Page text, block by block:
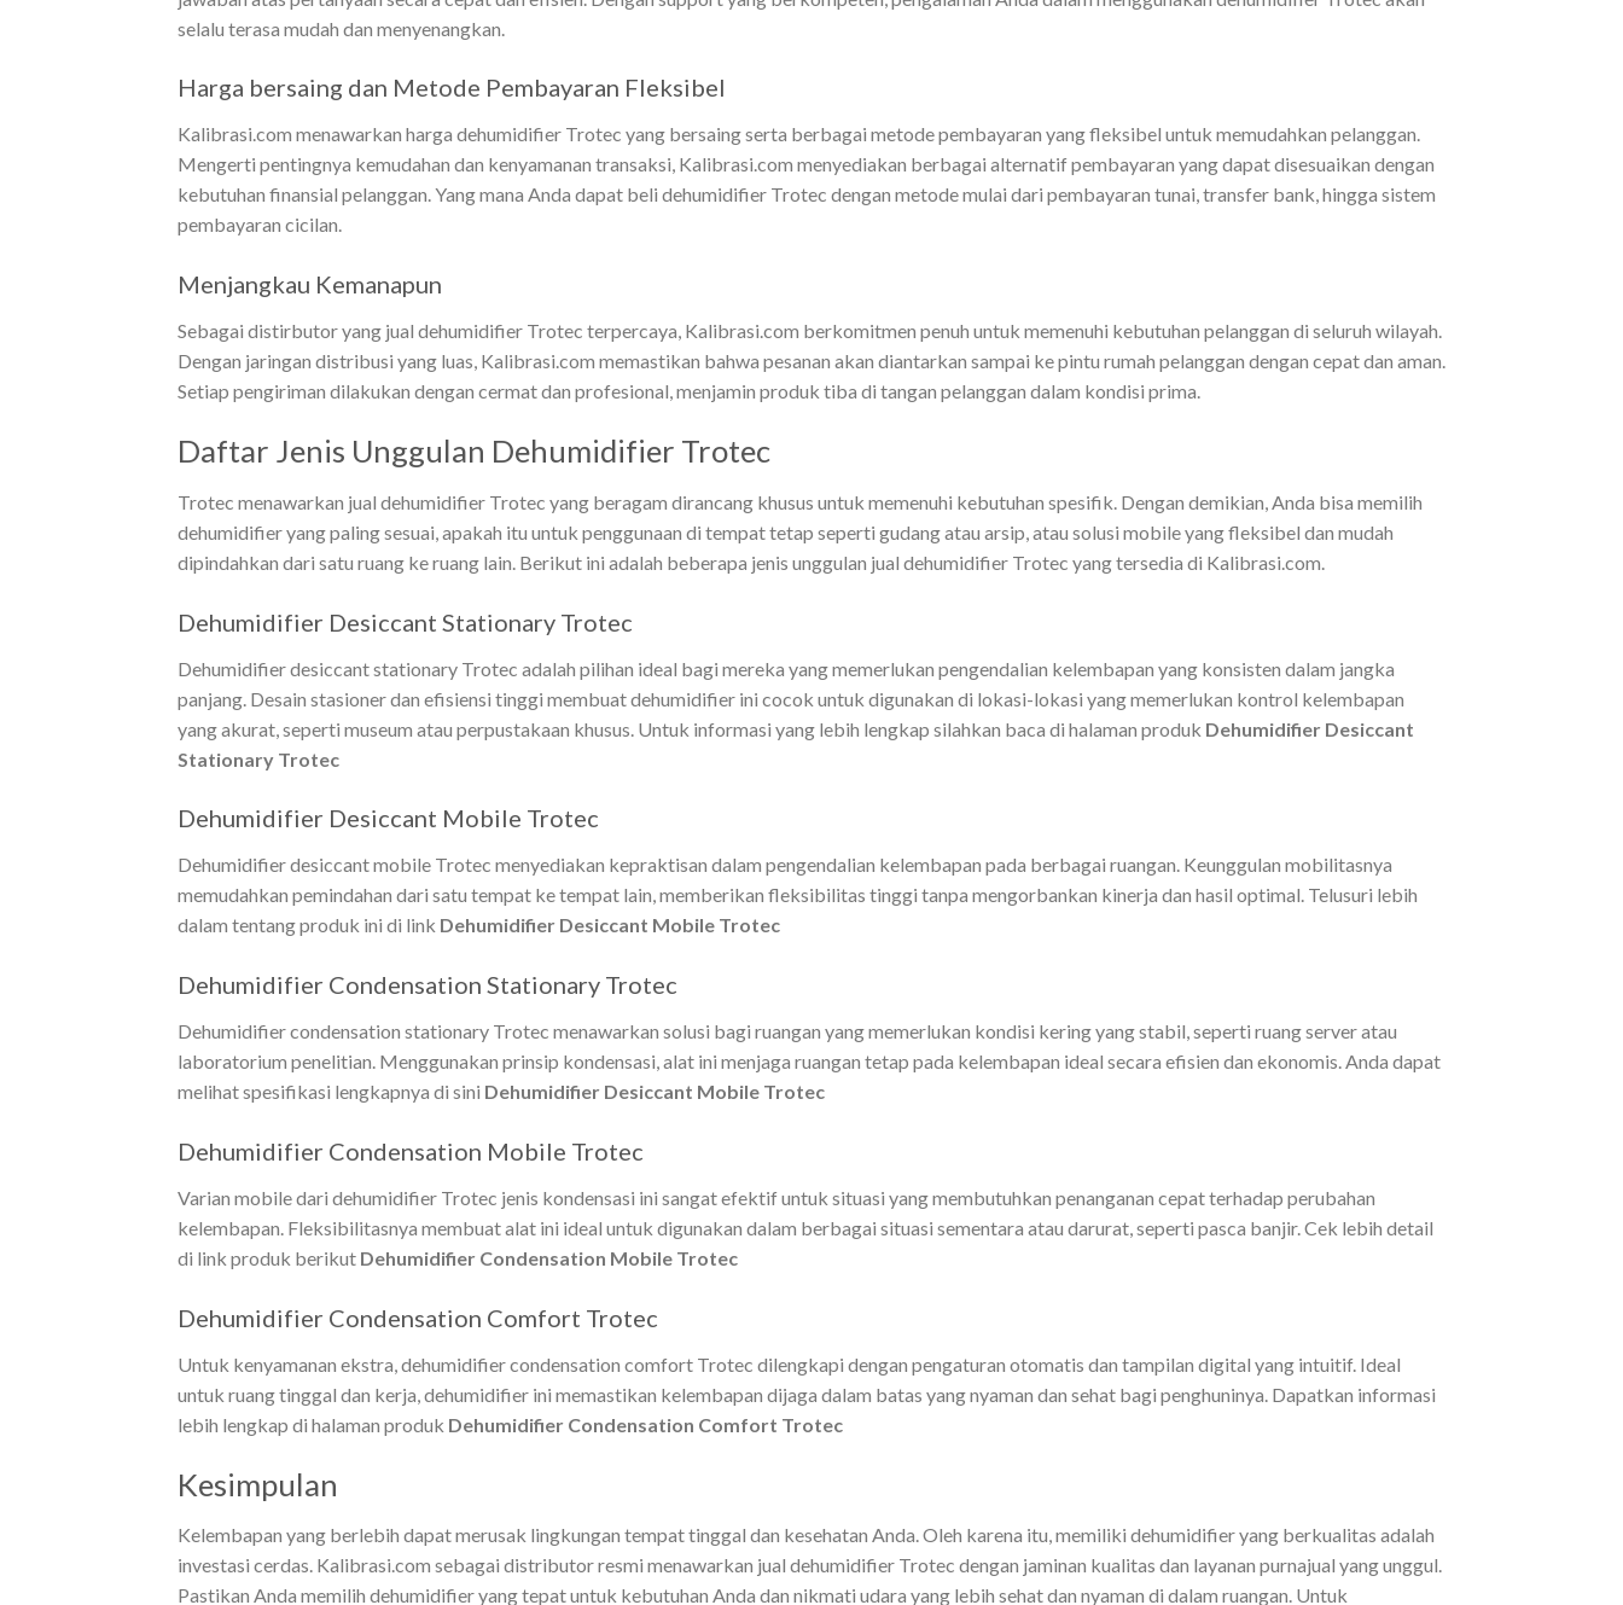
selalu terasa mudah dan menyenangkan.
Harga bersaing dan Metode Pembayaran Fleksibel
Kalibrasi.com menawarkan harga dehumidifier Trotec yang bersaing serta berbagai metode pembayaran yang fleksibel untuk memudahkan pelanggan.
Mengerti pentingnya kemudahan dan kenyamanan transaksi, Kalibrasi.com menyediakan berbagai alternatif pembayaran yang dapat disesuaikan dengan
kebutuhan finansial pelanggan. Yang mana Anda dapat beli dehumidifier Trotec dengan metode mulai dari pembayaran tunai, transfer bank, hingga sistem
pembayaran cicilan.
Menjangkau Kemanapun
Sebagai distirbutor yang jual dehumidifier Trotec terpercaya, Kalibrasi.com berkomitmen penuh untuk memenuhi kebutuhan pelanggan di seluruh wilayah.
Dengan jaringan distribusi yang luas, Kalibrasi.com memastikan bahwa pesanan akan diantarkan sampai ke pintu rumah pelanggan dengan cepat dan aman.
Setiap pengiriman dilakukan dengan cermat dan profesional, menjamin produk tiba di tangan pelanggan dalam kondisi prima.
Daftar Jenis Unggulan Dehumidifier Trotec
Trotec menawarkan jual dehumidifier Trotec yang beragam dirancang khusus untuk memenuhi kebutuhan spesifik. Dengan demikian, Anda bisa memilih
dehumidifier yang paling sesuai, apakah itu untuk penggunaan di tempat tetap seperti gudang atau arsip, atau solusi mobile yang fleksibel dan mudah
dipindahkan dari satu ruang ke ruang lain. Berikut ini adalah beberapa jenis unggulan jual dehumidifier Trotec yang tersedia di Kalibrasi.com.
Dehumidifier Desiccant Stationary Trotec
Dehumidifier desiccant stationary Trotec adalah pilihan ideal bagi mereka yang memerlukan pengendalian kelembapan yang konsisten dalam jangka
panjang. Desain stasioner dan efisiensi tinggi membuat dehumidifier ini cocok untuk digunakan di lokasi-lokasi yang memerlukan kontrol kelembapan
yang akurat, seperti museum atau perpustakaan khusus. Untuk informasi yang lebih lengkap silahkan baca di halaman produk Dehumidifier Desiccant
Stationary Trotec
Dehumidifier Desiccant Mobile Trotec
Dehumidifier desiccant mobile Trotec menyediakan kepraktisan dalam pengendalian kelembapan pada berbagai ruangan. Keunggulan mobilitasnya
memudahkan pemindahan dari satu tempat ke tempat lain, memberikan fleksibilitas tinggi tanpa mengorbankan kinerja dan hasil optimal. Telusuri lebih
dalam tentang produk ini di link Dehumidifier Desiccant Mobile Trotec
Dehumidifier Condensation Stationary Trotec
Dehumidifier condensation stationary Trotec menawarkan solusi bagi ruangan yang memerlukan kondisi kering yang stabil, seperti ruang server atau
laboratorium penelitian. Menggunakan prinsip kondensasi, alat ini menjaga ruangan tetap pada kelembapan ideal secara efisien dan ekonomis. Anda dapat
melihat spesifikasi lengkapnya di sini Dehumidifier Desiccant Mobile Trotec
Dehumidifier Condensation Mobile Trotec
Varian mobile dari dehumidifier Trotec jenis kondensasi ini sangat efektif untuk situasi yang membutuhkan penanganan cepat terhadap perubahan
kelembapan. Fleksibilitasnya membuat alat ini ideal untuk digunakan dalam berbagai situasi sementara atau darurat, seperti pasca banjir. Cek lebih detail
di link produk berikut Dehumidifier Condensation Mobile Trotec
Dehumidifier Condensation Comfort Trotec
Untuk kenyamanan ekstra, dehumidifier condensation comfort Trotec dilengkapi dengan pengaturan otomatis dan tampilan digital yang intuitif. Ideal
untuk ruang tinggal dan kerja, dehumidifier ini memastikan kelembapan dijaga dalam batas yang nyaman dan sehat bagi penghuninya. Dapatkan informasi
lebih lengkap di halaman produk Dehumidifier Condensation Comfort Trotec
Kesimpulan
Kelembapan yang berlebih dapat merusak lingkungan tempat tinggal dan kesehatan Anda. Oleh karena itu, memiliki dehumidifier yang berkualitas adalah
investasi cerdas. Kalibrasi.com sebagai distributor resmi menawarkan jual dehumidifier Trotec dengan jaminan kualitas dan layanan purnajual yang unggul.
Pastikan Anda memilih dehumidifier yang tepat untuk kebutuhan Anda dan nikmati udara yang lebih sehat dan nyaman di dalam ruangan. Untuk